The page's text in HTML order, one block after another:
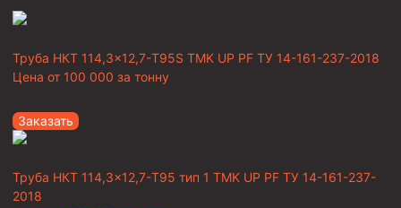
Труба НКТ 114,3×12,7-T95S TMK UP PF ТУ 14-161-237-2018
Цена от 100 000 за тонну
Заказать
Труба НКТ 114,3×12,7-T95 тип 1 TMK UP PF ТУ 14-161-237-
2018